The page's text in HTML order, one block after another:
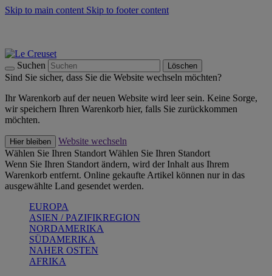
Skip to main content Skip to footer content
Suchen Löschen
Sind Sie sicher, dass Sie die Website wechseln möchten?
Ihr Warenkorb auf der neuen Website wird leer sein. Keine Sorge,
wir speichern Ihren Warenkorb hier, falls Sie zurückkommen
möchten.
Hier bleiben
Website wechseln
Wählen Sie Ihren Standort Wählen Sie Ihren Standort
Wenn Sie Ihren Standort ändern, wird der Inhalt aus Ihrem
Warenkorb entfernt. Online gekaufte Artikel können nur in das
ausgewählte Land gesendet werden.
EUROPA
ASIEN / PAZIFIKREGION
NORDAMERIKA
SÜDAMERIKA
NAHER OSTEN
AFRIKA